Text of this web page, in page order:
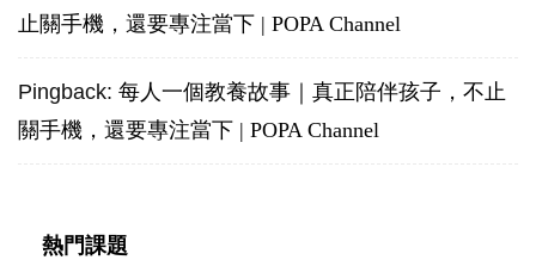
止關手機，還要專注當下 | POPA Channel
Pingback: 每人一個教養故事｜真正陪伴孩子，不止
關手機，還要專注當下 | POPA Channel
熱門課題